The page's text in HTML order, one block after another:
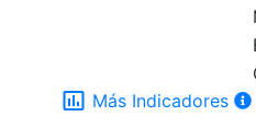
insert_chart_outlined Más Indicadores